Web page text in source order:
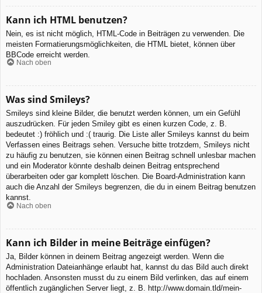
Kann ich HTML benutzen?
Nein, es ist nicht möglich, HTML-Code in Beiträgen zu verwenden. Die
meisten Formatierungsmöglichkeiten, die HTML bietet, können über
BBCode erreicht werden.
Nach oben
Was sind Smileys?
Smileys sind kleine Bilder, die benutzt werden können, um ein Gefühl
auszudrücken. Für jeden Smiley gibt es einen kurzen Code, z. B.
bedeutet :) fröhlich und :( traurig. Die Liste aller Smileys kannst du beim
Verfassen eines Beitrags sehen. Versuche bitte trotzdem, Smileys nicht
zu häufig zu benutzen, sie können einen Beitrag schnell unlesbar machen
und ein Moderator könnte deshalb deinen Beitrag entsprechend
überarbeiten oder gar komplett löschen. Die Board-Administration kann
auch die Anzahl der Smileys begrenzen, die du in einem Beitrag benutzen
kannst.
Nach oben
Kann ich Bilder in meine Beiträge einfügen?
Ja, Bilder können in deinem Beitrag angezeigt werden. Wenn die
Administration Dateianhänge erlaubt hat, kannst du das Bild auch direkt
hochladen. Ansonsten musst du zu einem Bild verlinken, das auf einem
öffentlich zugänglichen Server liegt, z. B. http://www.domain.tld/mein-